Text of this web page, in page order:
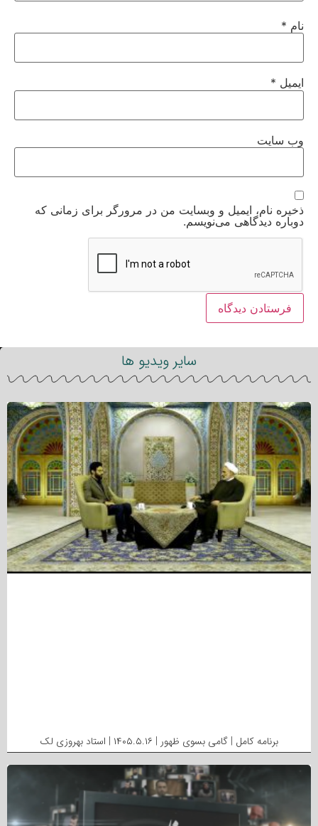
نام *
ایمیل *
وب‌ سایت
ذخیره نام، ایمیل و وبسایت من در مرورگر برای زمانی که
دوباره دیدگاهی می‌نویسم.
سایر ویدیو ها
برنامه کامل | گامی بسوی ظهور | ۱۴۰۵.۵.۱۶ | استاد بهروزی لک